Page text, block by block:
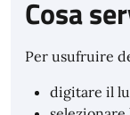
Cosa
Per usufruire
digitare il